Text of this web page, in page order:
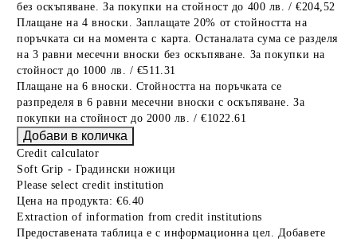
без оскъпяване. За покупки на стойност до 400 лв. / €204,52
Плащане на 4 вноски. Заплащате 20% от стойността на
поръчката си на момента с карта. Останалата сума се разделя
на 3 равни месечни вноски без оскъпяване. За покупки на
стойност до 1000 лв. / €511.31
Плащане на 6 вноски. Стойността на поръчката се
разпределя в 6 равни месечни вноски с оскъпяване. За
покупки на стойност до 2000 лв. / €1022.61
Credit calculator
Soft Grip - Градински ножици
Please select credit institution
Цена на продукта: €6.40
Extraction of information from credit institutions
Предоставената таблица е с информационна цел. Добавете